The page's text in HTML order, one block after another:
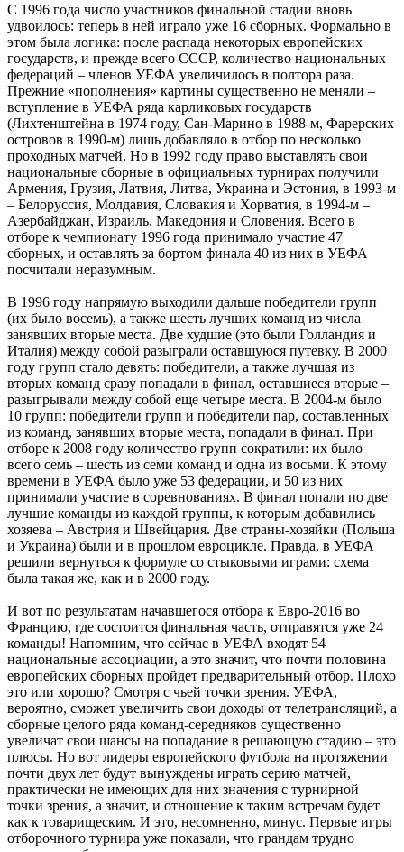
С 1996 года число участников финальной стадии вновь
удвоилось: теперь в ней играло уже 16 сборных. Формально в
этом была логика: после распада некоторых европейских
государств, и прежде всего СССР, количество национальных
федераций – членов УЕФА увеличилось в полтора раза.
Прежние «пополнения» картины существенно не меняли –
вступление в УЕФА ряда карликовых государств
(Лихтенштейна в 1974 году, Сан-Марино в 1988-м, Фарерских
островов в 1990-м) лишь добавляло в отбор по несколько
проходных матчей. Но в 1992 году право выставлять свои
национальные сборные в официальных турнирах получили
Армения, Грузия, Латвия, Литва, Украина и Эстония, в 1993-м
– Белоруссия, Молдавия, Словакия и Хорватия, в 1994-м –
Азербайджан, Израиль, Македония и Словения. Всего в
отборе к чемпионату 1996 года принимало участие 47
сборных, и оставлять за бортом финала 40 из них в УЕФА
посчитали неразумным.
В 1996 году напрямую выходили дальше победители групп
(их было восемь), а также шесть лучших команд из числа
занявших вторые места. Две худшие (это были Голландия и
Италия) между собой разыг­рали оставшуюся путевку. В 2000
году групп стало девять: победители, а также лучшая из
вторых команд сразу попадали в финал, оставшиеся вторые –
разыгрывали между собой еще четыре места. В 2004-м было
10 групп: победители групп и победители пар, составленных
из команд, занявших вторые места, попадали в финал. При
отборе к 2008 году количество групп сократили: их было
всего семь – шесть из семи команд и одна из восьми. К этому
времени в УЕФА было уже 53 федерации, и 50 из них
принимали участие в соревнованиях. В финал попали по две
лучшие команды из каждой группы, к которым добавились
хозяева – Австрия и Швейцария. Две страны-хозяйки (Польша
и Украина) были и в прошлом евроцикле. Правда, в УЕФА
решили вернуться к формуле со стыковыми играми: схема
была такая же, как и в 2000 году.
И вот по результатам начавшегося отбора к Евро-2016 во
Францию, где состоится финальная часть, отправятся уже 24
команды! Напомним, что сейчас в УЕФА входят 54
национальные ассоциации, а это значит, что почти половина
европейских сборных пройдет предварительный отбор. Плохо
это или хорошо? Смот­ря с чьей точки зрения. УЕФА,
вероятно, сможет увеличить свои доходы от телетрансляций, а
сборные целого ряда команд-середняков существенно
увеличат свои шансы на попадание в решающую стадию – это
плюсы. Но вот лидеры европейского футбола на протяжении
поч­ти двух лет будут вынуждены играть серию матчей,
практически не имеющих для них значения с турнирной
точки зрения, а значит, и отношение к таким встречам будет
как к товарищеским. И это, несомненно, минус. Первые игры
отборочного турнира уже показали, что грандам трудно